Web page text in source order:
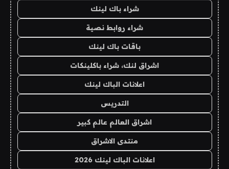
شراء باك لينك
شراء روابط نصية
باقات باك لينك
اشراق لنك، شراء باكلينكات
اعلانات الباك لينك
التدريس
اشراق العالم عالم كبير
منتدى الاشراق
اعلانات الباك لينك 2026